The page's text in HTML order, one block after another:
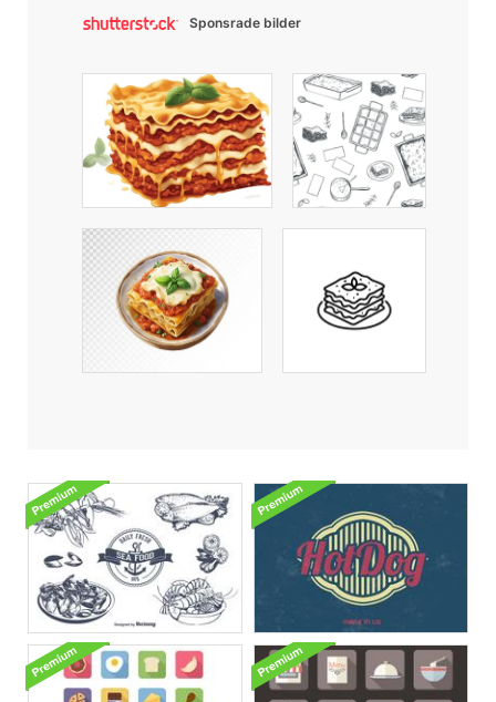
Sponsrade bilder